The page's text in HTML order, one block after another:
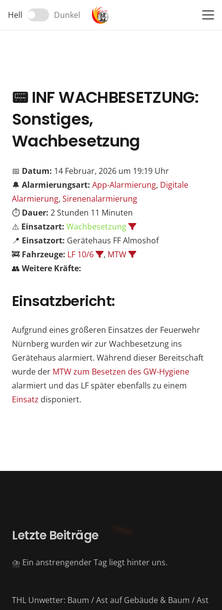
Hell Dunkel
📟INF WACHBESETZUNG:
Sonstiges,
Wachbesetzung
📅 Datum: 14 Februar, 2026 um 19:19 Uhr
🔔 Alarmierungsart: App-Alarmierung, Digitale
Alarmierung, Sirenenalarmierung
⏱️ Dauer: 2 Stunden 11 Minuten
⚠️ Einsatzart: Wachbesetzung
📍 Einsatzort: Gerätehaus FF Almoshof
🚒 Fahrzeuge: LF 10/6 , MTW
👥 Weitere Kräfte:
Einsatzbericht:
Aufgrund eines größeren Einsatzes der Feuerwehr
Nürnberg wurden wir zur Wachbesetzung ins
Gerätehaus alarmiert. Während dieser Bereitschaft
wurde der MTW zum Besetzen des GW-Hygiene
alarmiert und das LF später ebenfalls zu einem
Einsatz disponiert.
Letzte Beiträge
⛈️ Ein anstrengender Tag liegt hinter uns.
THL Unwetter: Baum / Ast auf Gebäude & Baum / Ast